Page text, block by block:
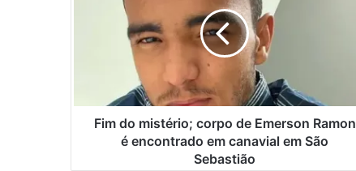
t
Fim do mistério; corpo de Emerson Ramon
é encontrado em canavial em São
Sebastião